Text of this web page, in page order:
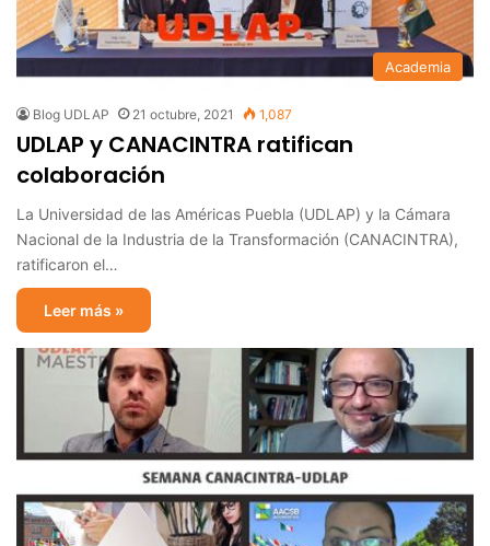
Academia
Blog UDLAP 21 octubre, 2021 1,087
UDLAP y CANACINTRA ratifican
colaboración
La Universidad de las Américas Puebla (UDLAP) y la Cámara
Nacional de la Industria de la Transformación (CANACINTRA),
ratificaron el…
Leer más »